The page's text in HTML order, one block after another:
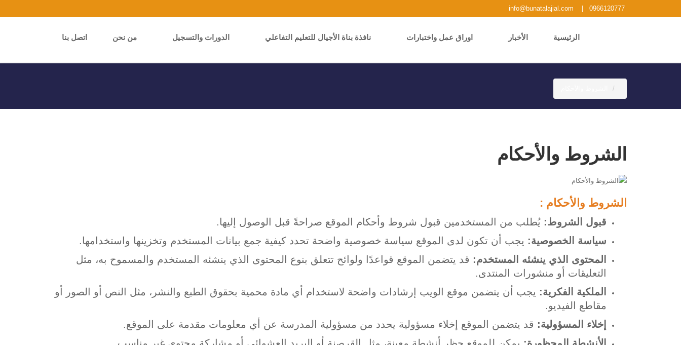
0966120777
info@bunatalajial.com
الرئيسية الأخبار اوراق عمل واختبارات نافذة بناة الأجيال للتعليم التفاعلي الدورات والتسجيل من نحن اتصل بنا
الشروط والأحكام
الشروط والأحكام :
قبول الشروط: يُطلب من المستخدمين قبول شروط وأحكام الموقع صراحةً قبل الوصول إليها.
سياسة الخصوصية: يجب أن تكون لدى الموقع سياسة خصوصية واضحة تحدد كيفية جمع بيانات المستخدم وتخزينها واستخدامها.
المحتوى الذي ينشئه المستخدم: قد يتضمن الموقع قواعدًا ولوائح تتعلق بنوع المحتوى الذي ينشئه المستخدم والمسموح به، مثل
التعليقات أو منشورات المنتدى.
الملكية الفكرية: يجب أن يتضمن موقع الويب إرشادات واضحة لاستخدام أي مادة محمية بحقوق الطبع والنشر، مثل النص أو الصور أو
مقاطع الفيديو.
إخلاء المسؤولية: قد يتضمن الموقع إخلاء مسؤولية يحدد من مسؤولية المدرسة عن أي معلومات مقدمة على الموقع.
الأنشطة المحظورة: يمكن للموقع حظر أنشطة معينة، مثل القرصنة أو البريد العشوائي أو مشاركة محتوى غير مناسب.